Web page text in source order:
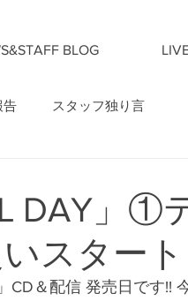
BLOG
告 スタッフ独り言
DAY」①
スタート
CD＆配信 発売日です!!